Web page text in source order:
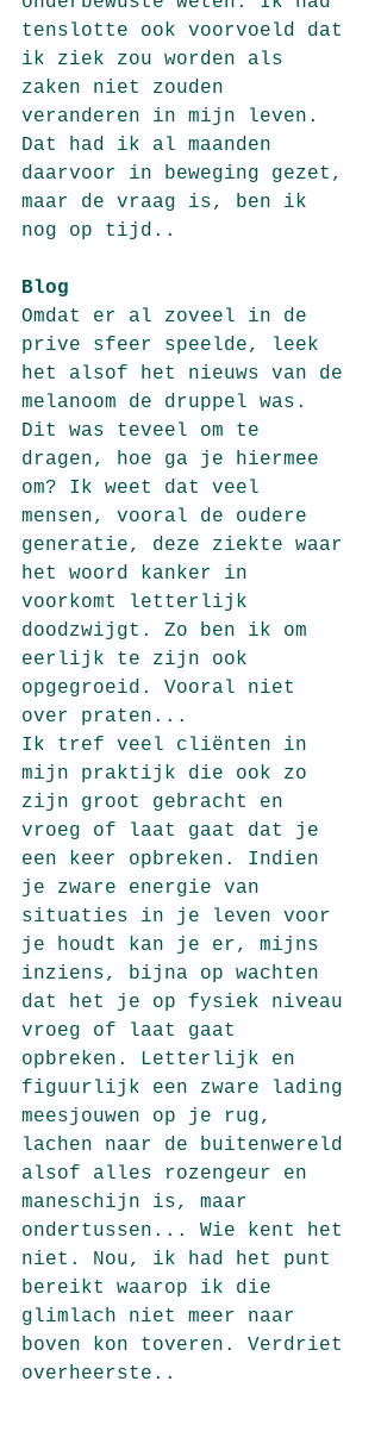
tenslotte ook voorvoeld dat
ik ziek zou worden als
zaken niet zouden
veranderen in mijn leven.
Dat had ik al maanden
daarvoor in beweging gezet,
maar de vraag is, ben ik
nog op tijd..
Blog
Omdat er al zoveel in de
prive sfeer speelde, leek
het alsof het nieuws van de
melanoom de druppel was.
Dit was teveel om te
dragen, hoe ga je hiermee
om? Ik weet dat veel
mensen, vooral de oudere
generatie, deze ziekte waar
het woord kanker in
voorkomt letterlijk
doodzwijgt. Zo ben ik om
eerlijk te zijn ook
opgegroeid. Vooral niet
over praten...
Ik tref veel cliënten in
mijn praktijk die ook zo
zijn groot gebracht en
vroeg of laat gaat dat je
een keer opbreken. Indien
je zware energie van
situaties in je leven voor
je houdt kan je er, mijns
inziens, bijna op wachten
dat het je op fysiek niveau
vroeg of laat gaat
opbreken. Letterlijk en
figuurlijk een zware lading
meesjouwen op je rug,
lachen naar de buitenwereld
alsof alles rozengeur en
maneschijn is, maar
ondertussen... Wie kent het
niet. Nou, ik had het punt
bereikt waarop ik die
glimlach niet meer naar
boven kon toveren. Verdriet
overheerste..